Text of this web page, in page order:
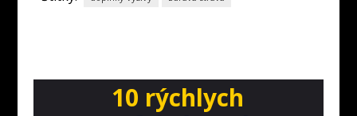
10 rýchlych